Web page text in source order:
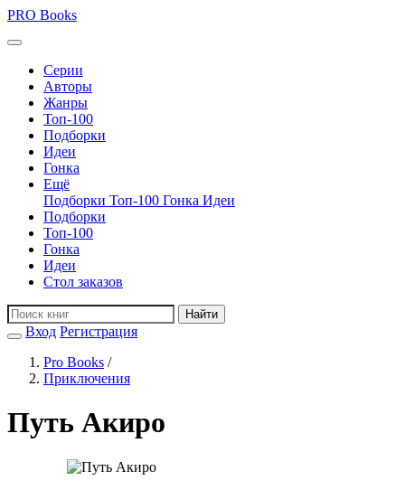
PRO Books
Серии
Авторы
Жанры
Топ-100
Подборки
Идеи
Гонка
Ещё
Подборки Топ-100 Гонка Идеи
Подборки
Топ-100
Гонка
Идеи
Стол заказов
Найти
Вход Регистрация
Pro Books /
Приключения
Путь Акиро